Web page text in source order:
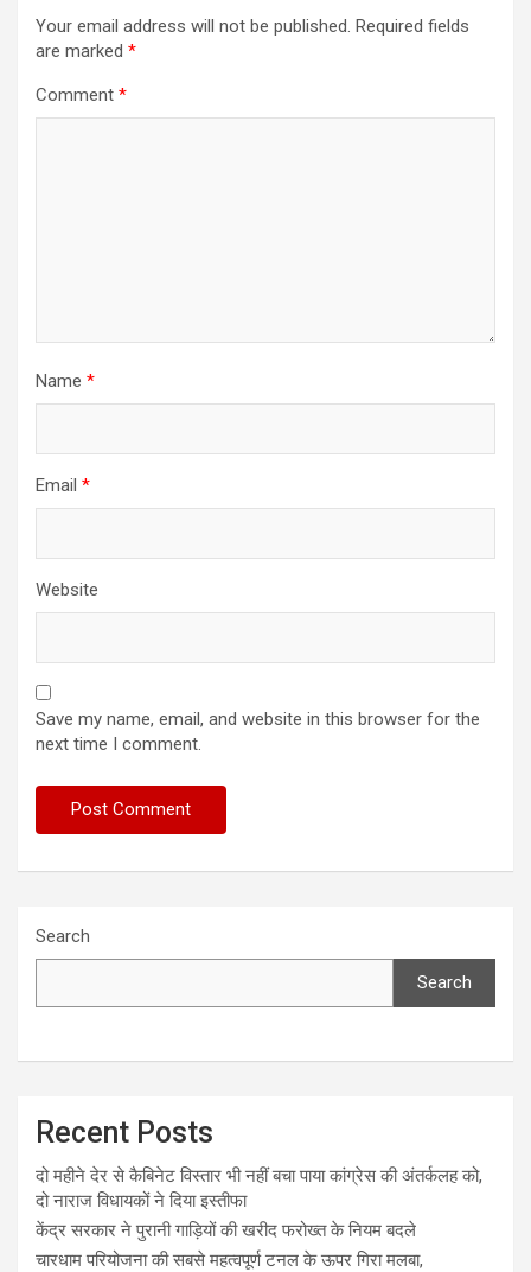
Your email address will not be published. Required fields
are marked *
Comment *
Name *
Email *
Website
Save my name, email, and website in this browser for the
next time I comment.
Search
Search
Recent Posts
दो महीने देर से कैबिनेट विस्तार भी नहीं बचा पाया कांग्रेस की अंतर्कलह को,
दो नाराज विधायकों ने दिया इस्तीफा
केंद्र सरकार ने पुरानी गाड़ियों की खरीद फरोख्त के नियम बदले
चारधाम परियोजना की सबसे महत्वपूर्ण टनल के ऊपर गिरा मलबा,